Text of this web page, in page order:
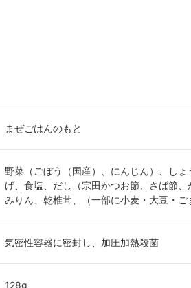
まぜごはんのもと
野菜（ごぼう（国産）、にんじん）、し
げ、食塩、だし（宗田かつお節、さば節
みりん、乾椎茸、（一部に小麦・大豆・ご
気密性容器に密封し、加圧加熱殺菌
128g